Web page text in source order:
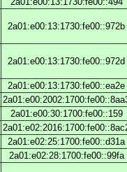
2a01:e00:13:1730:fe00::972b
2a01:e00:13:1730:fe00::972d
2a01:e00:13:1730:fe00::ea2e
2a01:e00:30:1700:fe00::159
2a01:e02:25:1700:fe00::d31a
2a01:e02:28:1700:fe00::99fa